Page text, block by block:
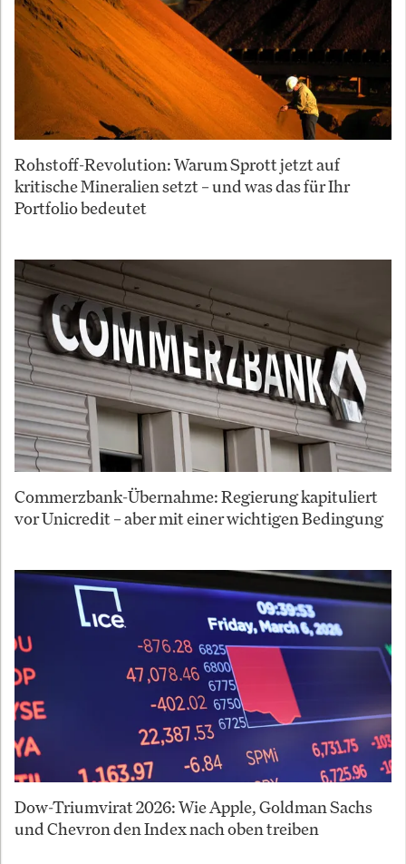
Rohstoff-Revolution: Warum Sprott jetzt auf
kritische Mineralien setzt – und was das für Ihr
Portfolio bedeutet
Commerzbank-Übernahme: Regierung kapituliert
vor Unicredit – aber mit einer wichtigen Bedingung
Dow-Triumvirat 2026: Wie Apple, Goldman Sachs
und Chevron den Index nach oben treiben